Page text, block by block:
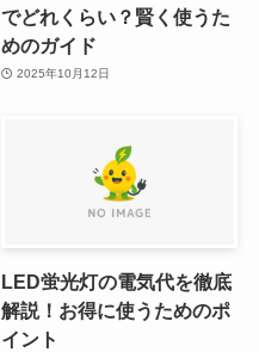
でどれくらい？賢く使うた
めのガイド
2025年10月12日
LED蛍光灯の電気代を徹底
解説！お得に使うためのポ
イント